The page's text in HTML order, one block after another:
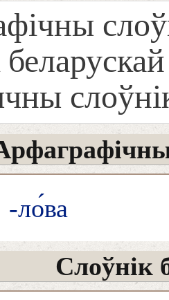
-ло́ва
Слоўнік